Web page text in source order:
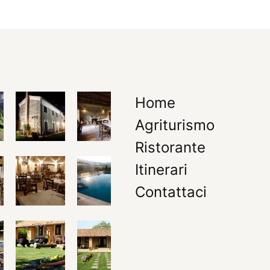
Home
Agriturismo
Ristorante
Itinerari
Contattaci